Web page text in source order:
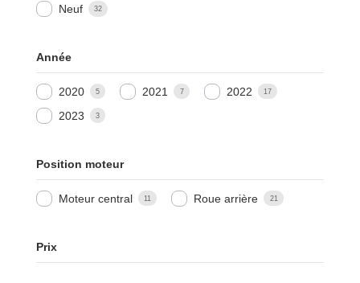
Neuf 32
Année
2020 5 2021 7 2022 17
2023 3
Position moteur
Moteur central 11 Roue arrière 21
Prix